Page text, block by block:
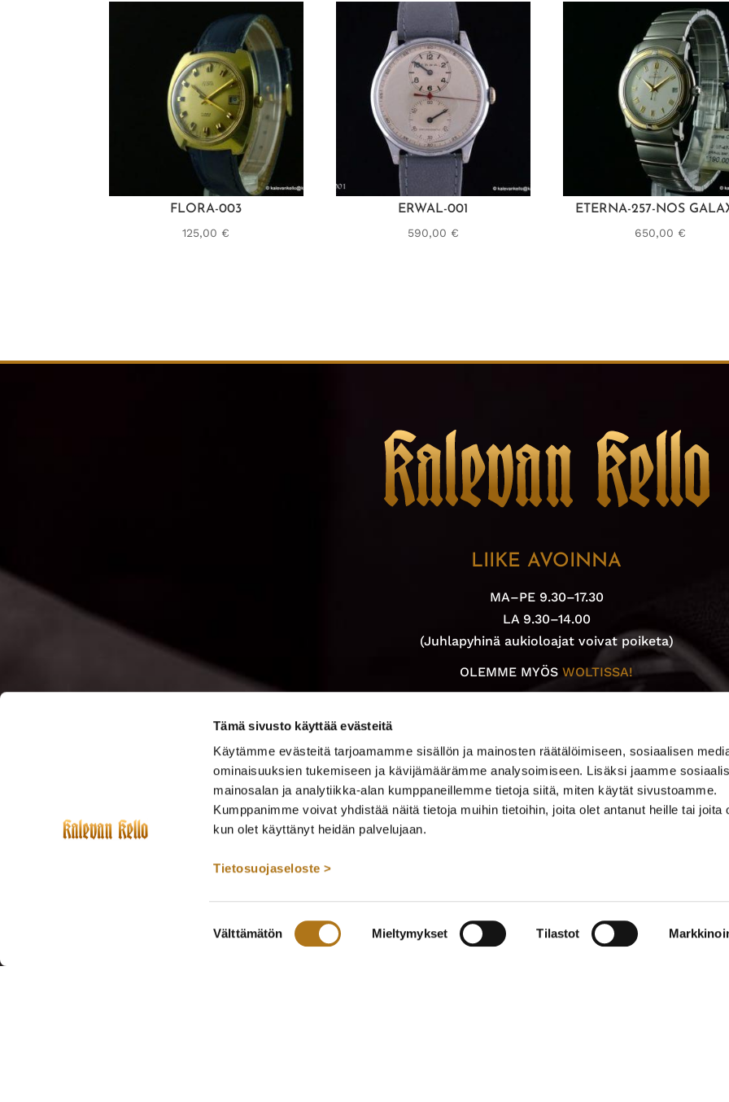
Tämä sivusto käyttää evästeitä
Käytämme evästeitä tarjoamamme sisällön ja mainosten räätälöimiseen, sosiaalisen
ominaisuuksien tukemiseen ja kävijämäärämme analysoimiseen. Lisäksi jaamme
mainosalan ja analytiikka-alan kumppaneillemme tietoja siitä, miten käytät sivustoamme.
Kumppanimme voivat yhdistää näitä tietoja muihin tietoihin, joita olet antanut heille tai joita
kun olet käyttänyt heidän palvelujaan.
Tietosuojaseloste >
valinta
Välttämätön Mieltymykset Tilastot
FLORA-003
125,00 €
ERWAL-001
590,00 €
ETERNA-257-NOS
650,00 €
LIIKE AVOINNA
MA–PE 9.30–17.30
LA 9.30–14.00
(Juhlapyhinä aukioloajat voivat poiketa)
OLEMME MYÖSWOLTISSA!
0500 369 074
kalevankello@kalevankello.fi
TUOMIOKIRKONKATU 17, TAMPERE